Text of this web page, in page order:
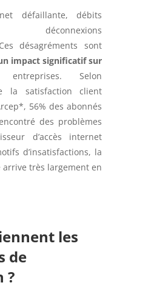
défaillante, débits
déconnexions
désagréments sont
impact significatif sur
Selon
la satisfaction client
56% des abonnés
des problèmes
d’accès internet
d’insatisfactions, la
très largement en
les
de
?